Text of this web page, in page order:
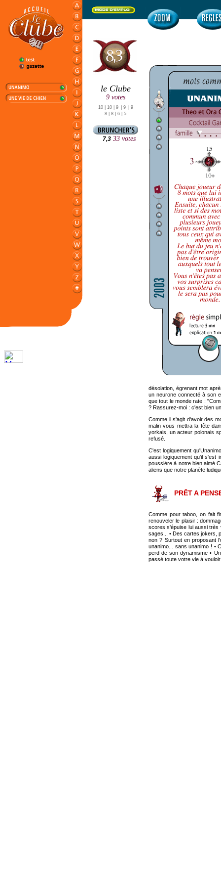
le Clube
9 votes
10 | 10 | 9 | 9
| 9
8 | 8 | 6
| 5
7,3 33 votes
désolation, égrenant mot
un neurone connecté à son
que tout le monde rate :
? Rassurez-moi : c'est bien
Comme il s'agit d'avoir des
malin vous mettra la tête
yorkais, un acteur polonais
refusé.
C'est logiquement
aussi logiquement qu'il s'est
poussière à notre bien aimé
aliens que notre planète
PRÊT A
Comme pour taboo, on fait
renouveler le plaisir :
scores s'épuise lui aussi très
sages... • Des cartes jokers,
non ? Surtout en proposant
unanimo... sans unanimo ! •
perd de son dynamisme •
passé toute votre vie à